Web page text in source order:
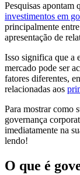
Pesquisas apontam
investimentos em
principalmente
apresentação de
Isso significa que a
mercado pode ser
fatores diferentes,
relacionadas aos
Para mostrar como
governança
imediatamente na
lendo!
O que é